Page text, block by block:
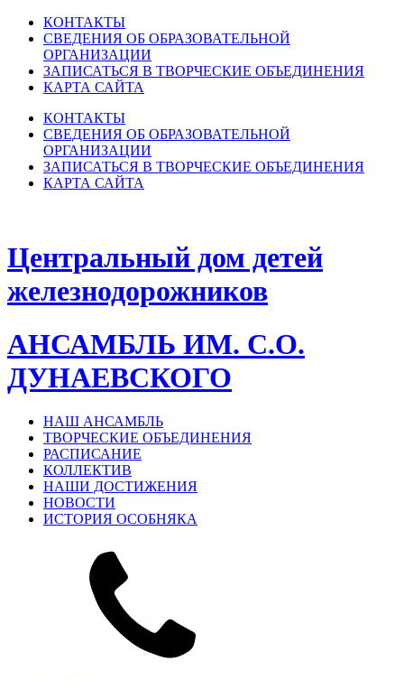
КОНТАКТЫ
СВЕДЕНИЯ ОБ ОБРАЗОВАТЕЛЬНОЙ
ОРГАНИЗАЦИИ
ЗАПИСАТЬСЯ В ТВОРЧЕСКИЕ ОБЪЕДИНЕНИЯ
КАРТА САЙТА
КОНТАКТЫ
СВЕДЕНИЯ ОБ ОБРАЗОВАТЕЛЬНОЙ
ОРГАНИЗАЦИИ
ЗАПИСАТЬСЯ В ТВОРЧЕСКИЕ ОБЪЕДИНЕНИЯ
КАРТА САЙТА
Центральный дом детей
железнодорожников
АНСАМБЛЬ ИМ. С.О.
ДУНАЕВСКОГО
НАШ АНСАМБЛЬ
ТВОРЧЕСКИЕ ОБЪЕДИНЕНИЯ
РАСПИСАНИЕ
КОЛЛЕКТИВ
НАШИ ДОСТИЖЕНИЯ
НОВОСТИ
ИСТОРИЯ ОСОБНЯКА